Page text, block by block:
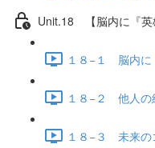
Unit.18 【脳内に『英
１８−１ 脳内に
１８−２ 他人の
１８−３ 未来の